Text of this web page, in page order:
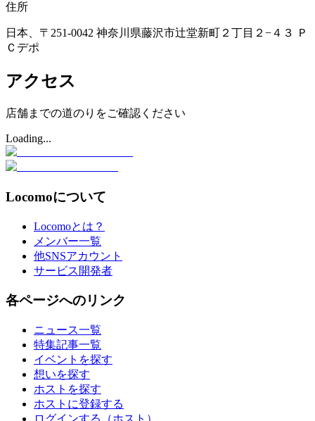
住所
日本、〒251-0042 神奈川県藤沢市辻堂新町２丁目２−４３ Ｐ
Ｃデポ
アクセス
店舗までの道のりをご確認ください
Loading...
Locomoについて
Locomoとは？
メンバー一覧
他SNSアカウント
サービス開発者
各ページへのリンク
ニュース一覧
特集記事一覧
イベントを探す
想いを探す
ホストを探す
ホストに登録する
ログインする（ホスト）